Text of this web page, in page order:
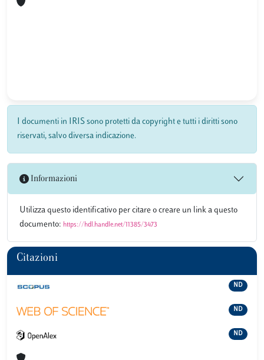
I documenti in IRIS sono protetti da copyright e tutti i diritti sono
riservati, salvo diversa indicazione.
Informazioni
Utilizza questo identificativo per citare o creare un link a questo
documento: https://hdl.handle.net/11385/3473
Citazioni
ND
ND
ND